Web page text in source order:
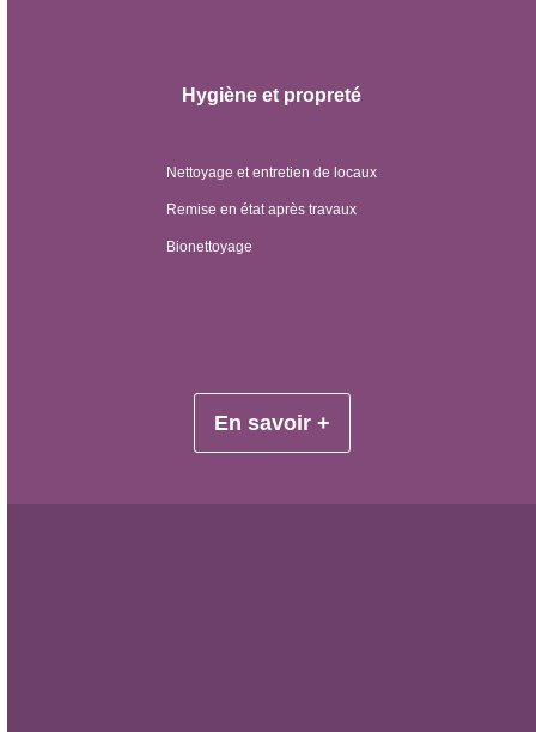
Hygiène et propreté
Nettoyage et entretien de locaux
Remise en état après travaux
Bionettoyage
En savoir +